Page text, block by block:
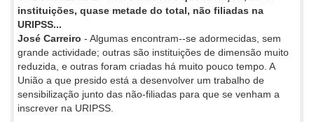
instituições, quase metade do total, não filiadas na
URIPSS...
José Carreiro - Algumas encontram--se adormecidas, sem
grande actividade; outras são instituições de dimensão muito
reduzida, e outras foram criadas há muito pouco tempo. A
União a que presido está a desenvolver um trabalho de
sensibilização junto das não-filiadas para que se venham a
inscrever na URIPSS.